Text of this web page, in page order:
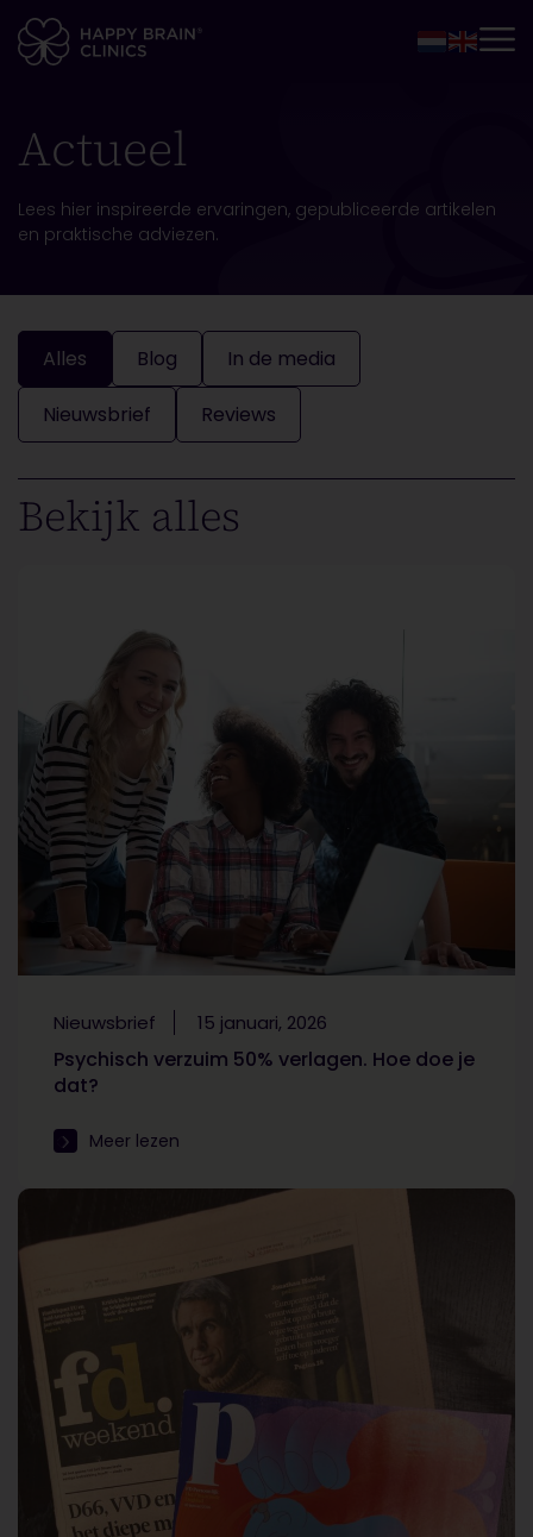
Actueel
Lees hier inspireerde ervaringen, gepubliceerde artikelen
en praktische adviezen.
Alles Blog In de media
Nieuwsbrief Reviews
Bekijk alles
Nieuwsbrief 15 januari, 2026
Psychisch verzuim 50% verlagen. Hoe doe je
dat?
Meer lezen